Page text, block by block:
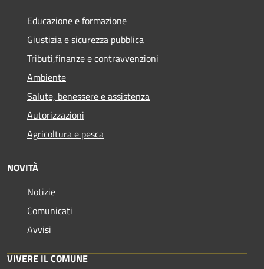
Educazione e formazione
Giustizia e sicurezza pubblica
Tributi,finanze e contravvenzioni
Ambiente
Salute, benessere e assistenza
Autorizzazioni
Agricoltura e pesca
NOVITÀ
Notizie
Comunicati
Avvisi
VIVERE IL COMUNE